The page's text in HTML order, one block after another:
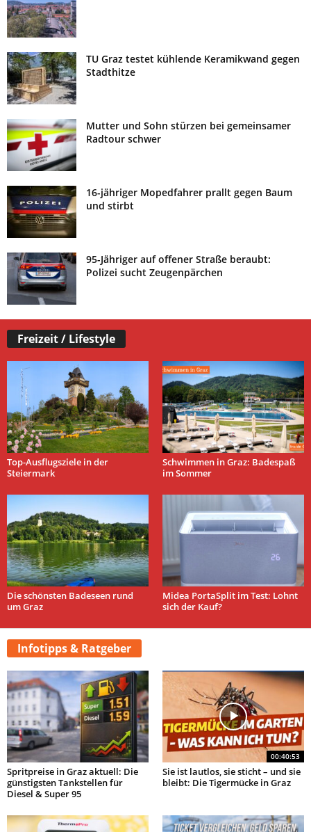
TU Graz testet kühlende Keramikwand gegen
Stadthitze
Mutter und Sohn stürzen bei gemeinsamer
Radtour schwer
16-jähriger Mopedfahrer prallt gegen Baum
und stirbt
95-Jähriger auf offener Straße beraubt:
Polizei sucht Zeugenpärchen
Freizeit / Lifestyle
Top-Ausflugsziele in der
Steiermark
Schwimmen in Graz: Badespaß
im Sommer
Die schönsten Badeseen rund
um Graz
Midea PortaSplit im Test: Lohnt
sich der Kauf?
Infotipps & Ratgeber
Spritpreise in Graz aktuell: Die
günstigsten Tankstellen für
Diesel & Super 95
00:40:53
Sie ist lautlos, sie sticht – und sie
bleibt: Die Tigermücke in Graz